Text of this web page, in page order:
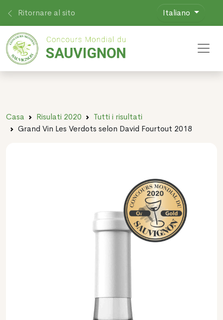
Ritornare al sito Italiano
Casa Risulati 2020
Tutti i risultati
Grand Vin Les Verdots selon David Fourtout 2018